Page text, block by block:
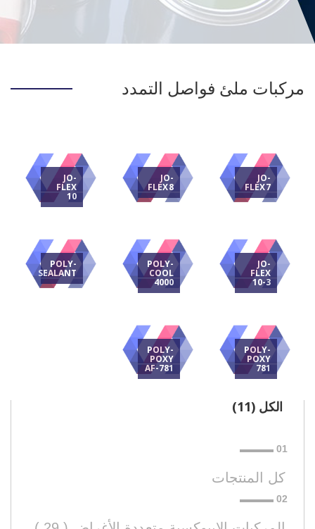
مركبات ملئ فواصل التمدد
JO-
FLEX 7
JO-
FLEX 8
JO-
FLEX
10
JO-
FLEX
10-3
POLY-
COOL
4000
POLY-
SEALANT
POLY-
POXY
781
POLY-
POXY
AF-781
الكل (11)
كل المنتجات